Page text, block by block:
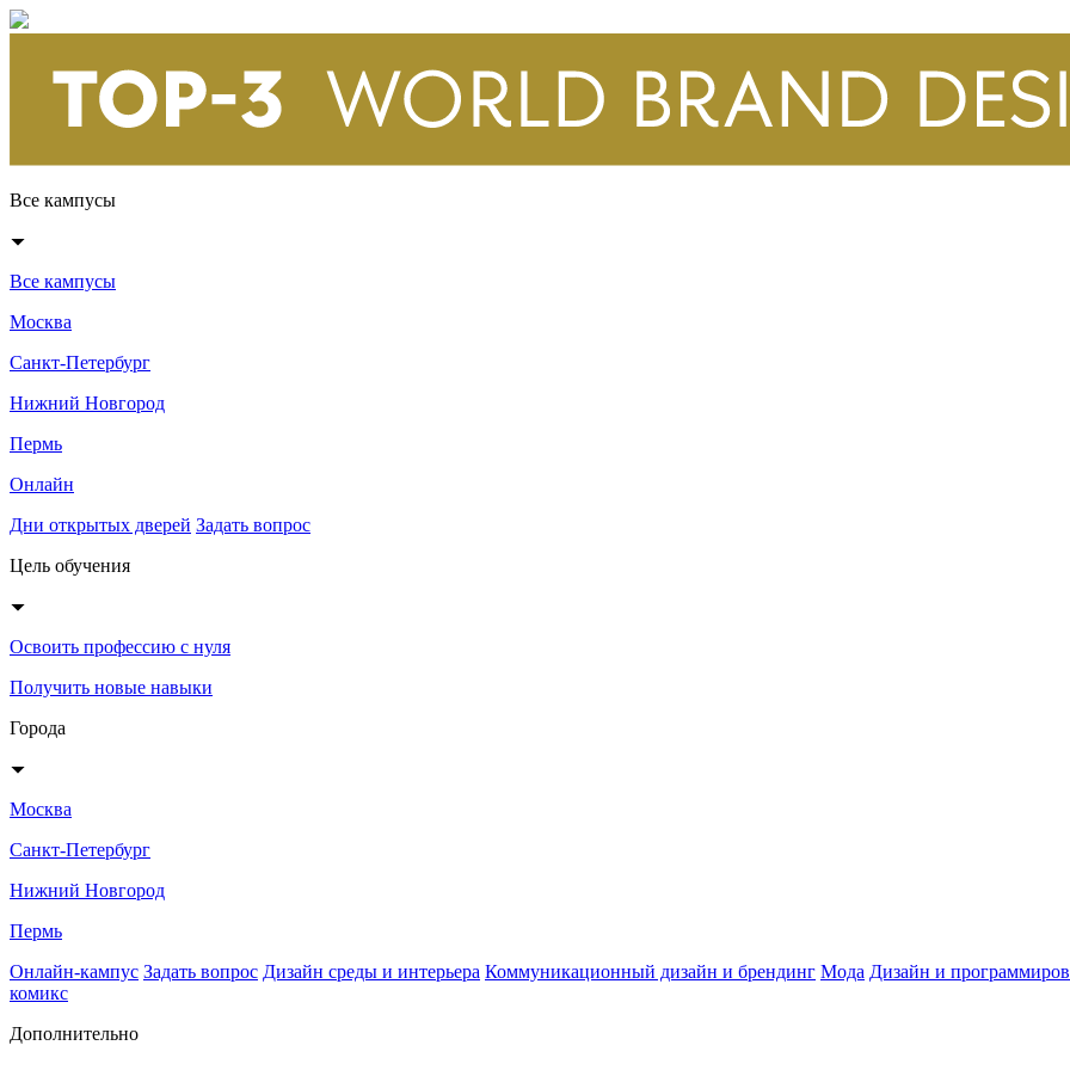
Все кампусы
Все кампусы
Москва
Санкт-Петербург
Нижний Новгород
Пермь
Онлайн
Дни открытых дверей Задать вопрос
Цель обучения
Освоить профессию с нуля
Получить новые навыки
Города
Москва
Санкт-Петербург
Нижний Новгород
Пермь
Онлайн-кампус Задать вопрос Дизайн среды и интерьера Коммуникационный дизайн и брендинг Мода Дизайн и
комикс
Дополнительно